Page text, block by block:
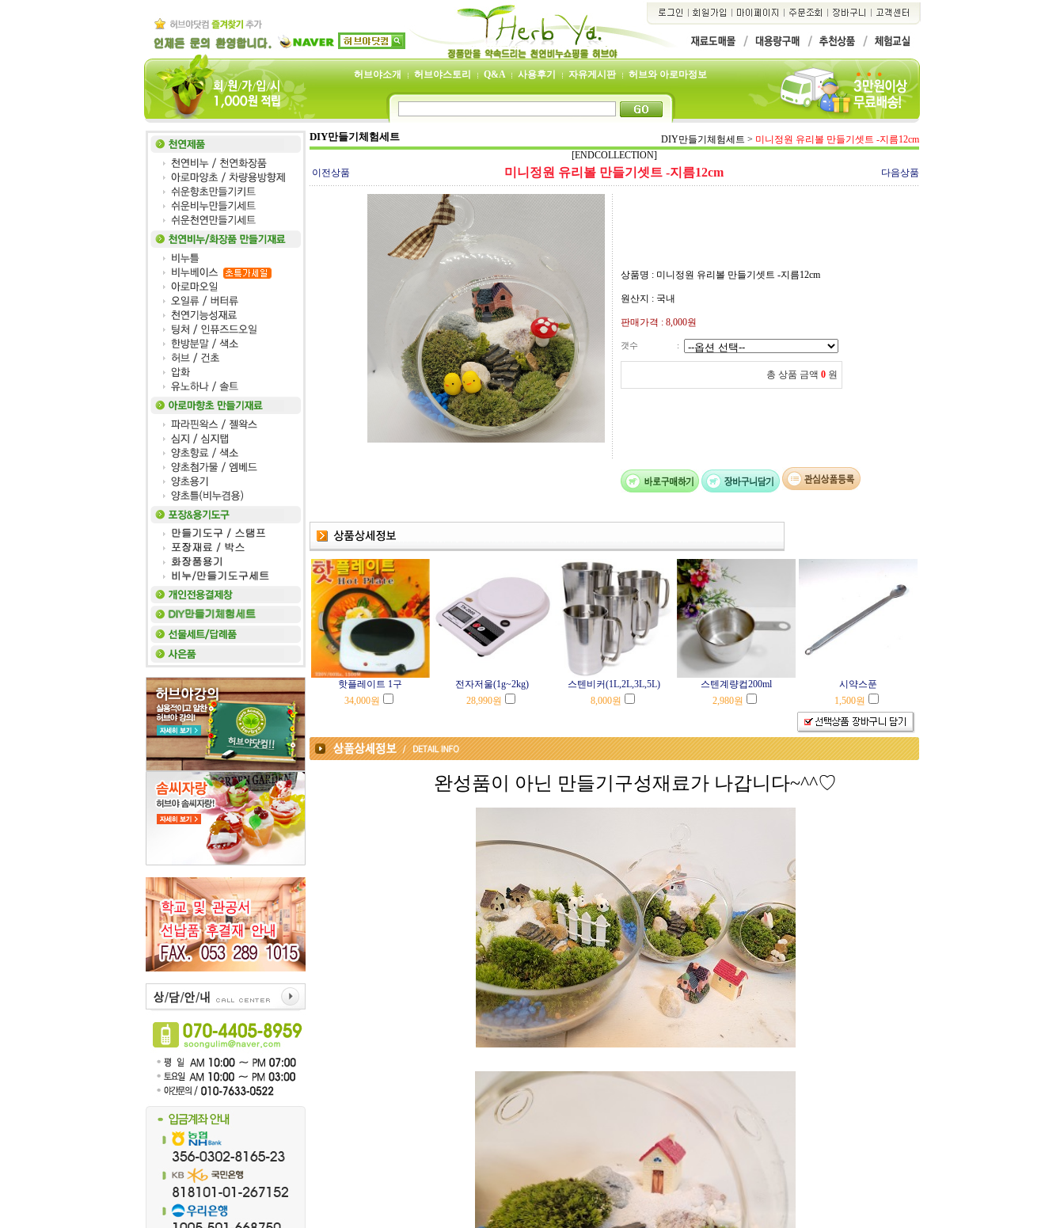
허브야소개 허브야스토리 Q&A 사용후기 자유게시판 허브와 아로마정보
DIY만들기체험세트 DIY만들기체험세트 > 미니정원 유리볼 만들기셋트 -지름12cm
[ENDCOLLECTION]
이전상품
미니정원 유리볼 만들기셋트 -지름12cm 다음상품
상품명 : 미니정원 유리볼 만들기셋트 -지름12cm
원산지 : 국내
판매가격 : 8,000원
갯수 :
총 상품 금액 0 원
핫플레이트 1구 전자저울(1g~2kg) 스텐비커(1L,2L,3L,5L) 스텐계량컵200ml
시약스푼
34,000원 28,990원 8,000원 2,980원 1,500원
완성품이 아닌 만들기구성재료가 나갑니다~^^♡